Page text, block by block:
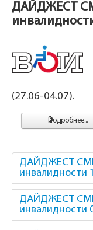
ДАЙДЖЕСТ
(27.06-04.07).
Подробнее...
ДАЙДЖЕСТ
инвалидности
ДАЙДЖЕСТ
инвалидности